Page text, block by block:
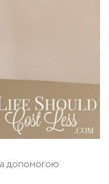
допомогою